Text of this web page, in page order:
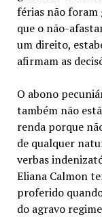
férias não foram
que o não-
um direito,
afirmam as
O abono
também não
renda porque
de qualquer
verbas
Eliana Calmon
proferido
do agravo